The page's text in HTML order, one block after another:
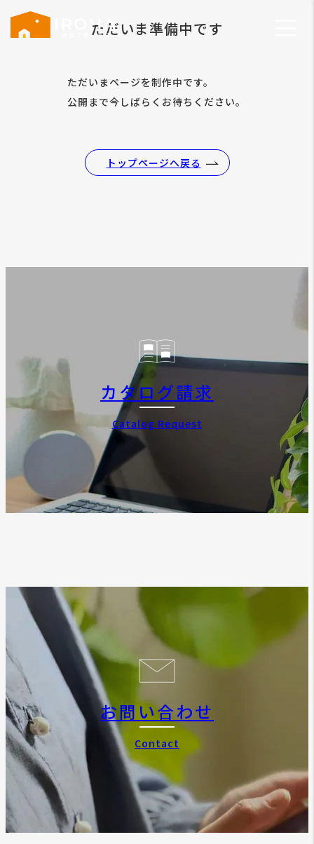
ただいま準備中です
ただいまページを制作中です。
公開まで今しばらくお待ちください。
トップページへ戻る
カタログ請求
Catalog Request
お問い合わせ
Contact